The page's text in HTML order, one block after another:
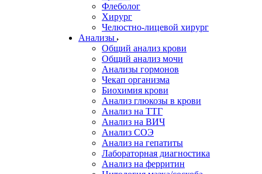
Флеболог
Хирург
Челюстно-лицевой хирург
Анализы
Общий анализ крови
Общий анализ мочи
Анализы гормонов
Чекап организма
Биохимия крови
Анализ глюкозы в крови
Анализ на ТТГ
Анализ на ВИЧ
Анализ СОЭ
Анализ на гепатиты
Лабораторная диагностика
Анализ на ферритин